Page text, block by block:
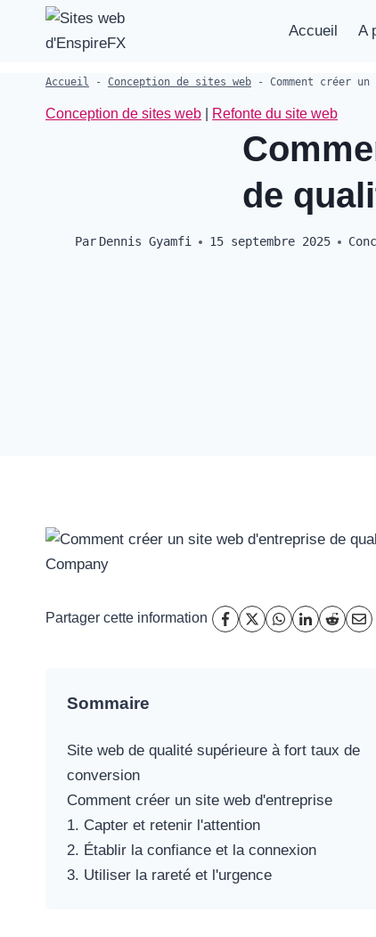
Accueil A
Accueil - Conception de sites web - Comment créer
Conception de sites web Refonte du site web
de
Par Dennis Gyamfi 15 septembre 2025
Partager cette information
Sommaire
Site web de qualité supérieure à fort taux de
conversion
Comment créer un site web d'entreprise
1. Capter et retenir l'attention
2. Établir la confiance et la connexion
3. Utiliser la rareté et l'urgence